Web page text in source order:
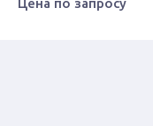
Цена по запросу